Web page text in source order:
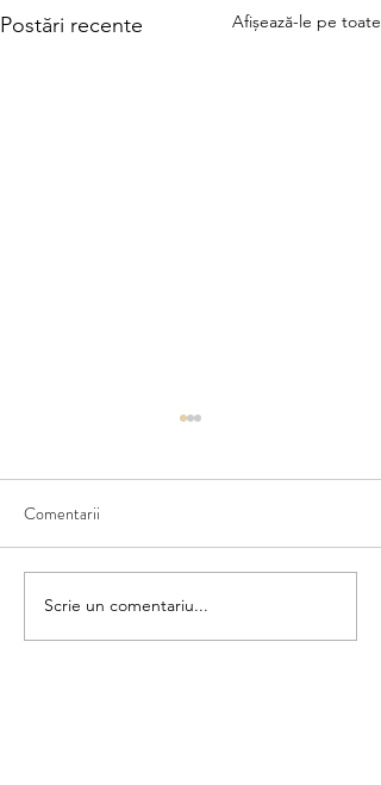
Postări recente Afișează-le pe toate
Matematica din umbră
Comentarii
Scrie un comentariu...